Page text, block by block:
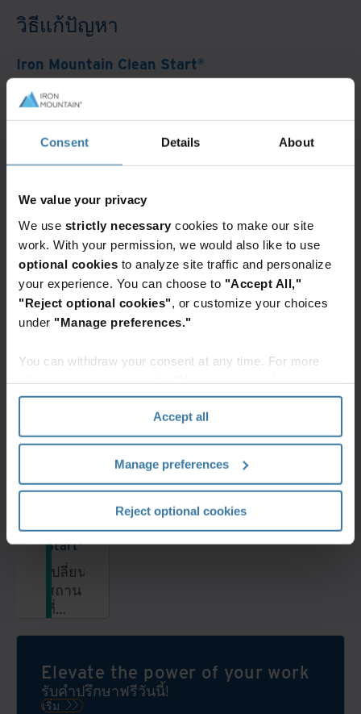
Consent Details About
We value your privacy
We use strictly necessary cookies to make our site
work. With your permission, we would also like to use
optional cookies to analyze site traffic and personalize
your experience. You can choose to "Accept All,"
"Reject optional cookies" , or customize your choices
under "Manage preferences."
You can withdraw your consent at any time. For more
section" of ourPrivacy Policy.
Accept all
Manage preferences
Reject optional cookies
วิธีแก้ปัญหา
Iron Mountain Clean Start®
ผลลัพธ์
การสนับสนุนด้านแรงงานและความเชี่ยวชาญ
ในการสร้างฐานข้อมูลคลังข้อมูลและจัดระเบียบ
ทำลายเอกสารที่เลยวันที่เก็บรักษาไปแล้วกว่า
3.6 ล้านฉบับอย่างปลอดภัย
แยกรายการทำลายและรีไซเคิลสินทรัพย์ไอทีที่
เลิกใช้แล้วอย่างปลอดภัย
การแก้ไขและกู้คืนบันทึกที่เสียหายจากความ
เปียกชื้น
Office
Iron
Clean
Start®
เปลี่ยน
สถาน
ที่
คุณ
ให้
เป็น
Elevate the power of your work
รับคำปรึกษาฟรีวันนี้!
เริ่ม